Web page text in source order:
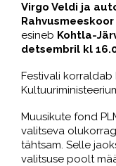
Virgo Veldi ja
Rahvusmeeskoor
esineb Kohtla-
detsembril kl
Festivali korraldab
Muusikute fond
valitseva
tähtsam. Selle
valitsuse poolt